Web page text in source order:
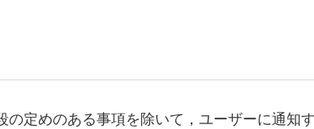
定めのある事項を除いて，ユーザーに通知